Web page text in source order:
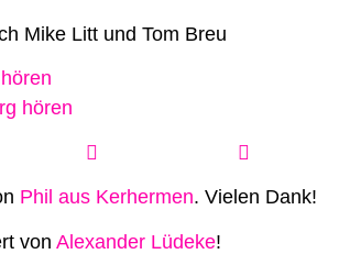
Mike Litt und Tom Breu
hören
Phil aus Kerhermen. Vielen Dank!
von Alexander Lüdeke!